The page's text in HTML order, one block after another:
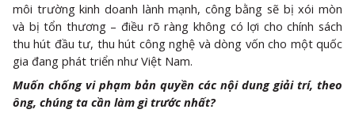
môi trường kinh doanh lành mạnh, công bằng sẽ bị xói mòn
và bị tổn thương – điều rõ ràng không có lợi cho chính sách
thu hút đầu tư, thu hút công nghệ và dòng vốn cho một quốc
gia đang phát triển như Việt Nam.
Muốn chống vi phạm bản quyền các nội dung giải trí, theo
ông, chúng ta cần làm gì trước nhất?